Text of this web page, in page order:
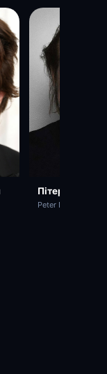
Пітер Стормар
Peter Norton